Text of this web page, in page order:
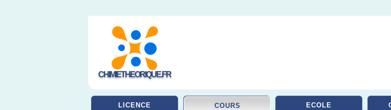
CHIMIETHEORIQUE.FR
LICENCE COURS ECOLE